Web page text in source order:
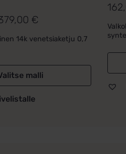
€
14k venetsiaketju 0,7
malli